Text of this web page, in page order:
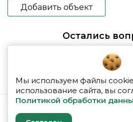
Добавить объект
Остались
Мы используем файлы
использование сайта, вы
Политикой обработки